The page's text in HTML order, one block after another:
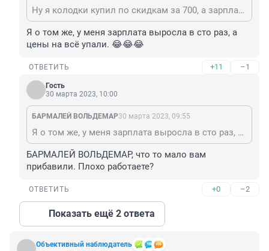
Ну я колодки купил по скидкам за 700, а зарплата у меня выросла в три раза. Что я не так делаю?
Я о том же, у меня зарплата выросла в сто раз, а
цены на всё упали. 😂😂😂
ОТВЕТИТЬ +11 –1
Гость
30 марта 2023, 10:00
БАРМАЛЕЙ ВОЛЬДЕМАР30 марта 2023, 09:55
Я о том же, у меня зарплата выросла в сто раз, а цены на всё упали. 😂😂😂
БАРМАЛЕЙ ВОЛЬДЕМАР, что то мало вам
прибавили. Плохо работаете?
ОТВЕТИТЬ +0 –2
Показать ещё 2 ответа
Объективный наблюдатель